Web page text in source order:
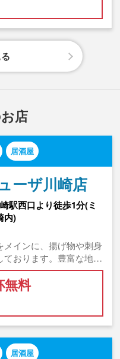
店
居酒屋
ーザ川崎店
駅西口より徒歩1分(ミ
内)
インに、揚げ物や刺身
ております。豊富な地…
無料
居酒屋